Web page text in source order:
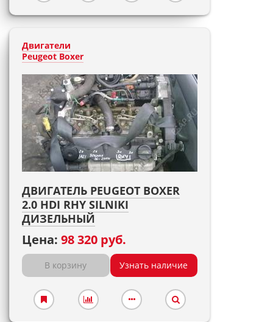
Двигатели
Peugeot Boxer
ДВИГАТЕЛЬ PEUGEOT BOXER
2.0 HDI RHY SILNIKI
ДИЗЕЛЬНЫЙ
Цена: 98 320 руб.
В корзину Узнать наличие